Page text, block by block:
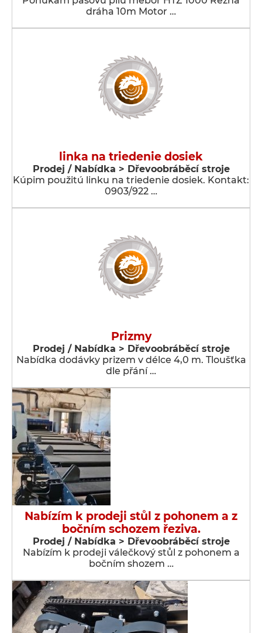
dráha 10m Motor …
linka na triedenie dosiek
Prodej / Nabídka > Dřevoobráběcí stroje
Kúpim použitú linku na triedenie dosiek. Kontakt:
0903/922 …
Prizmy
Prodej / Nabídka > Dřevoobráběcí stroje
Nabídka dodávky prizem v délce 4,0 m. Tloušťka
dle přání …
Nabízím k prodeji stůl z pohonem a z
bočním schozem řeziva.
Prodej / Nabídka > Dřevoobráběcí stroje
Nabízím k prodeji válečkový stůl z pohonem a
bočním shozem …